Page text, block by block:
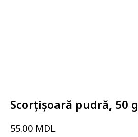
Scorțișoară pudră, 50 g
55.00 MDL